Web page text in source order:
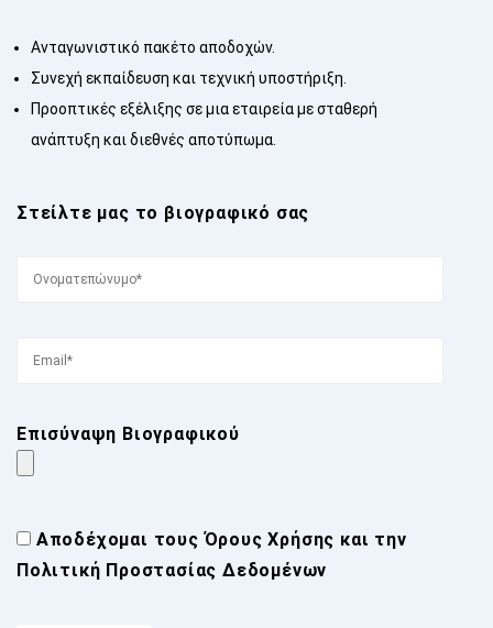
Ανταγωνιστικό πακέτο αποδοχών.
Συνεχή εκπαίδευση και τεχνική υποστήριξη.
Προοπτικές εξέλιξης σε μια εταιρεία με σταθερή
ανάπτυξη και διεθνές αποτύπωμα.
Στείλτε μας το βιογραφικό σας
Επισύναψη Βιογραφικού
Αποδέχομαι τουςΌρους Χρήσης και την
Πολιτική Προστασίας Δεδομένων